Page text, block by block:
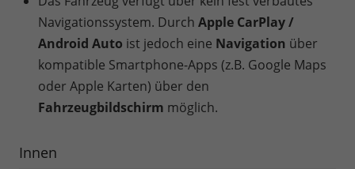
Navigationssystem. Durch Apple CarPlay /
Android Auto ist jedoch eine Navigation über
kompatible Smartphone-Apps (z.B. Google Maps
oder Apple Karten) über den
Fahrzeugbildschirm möglich.
Innen